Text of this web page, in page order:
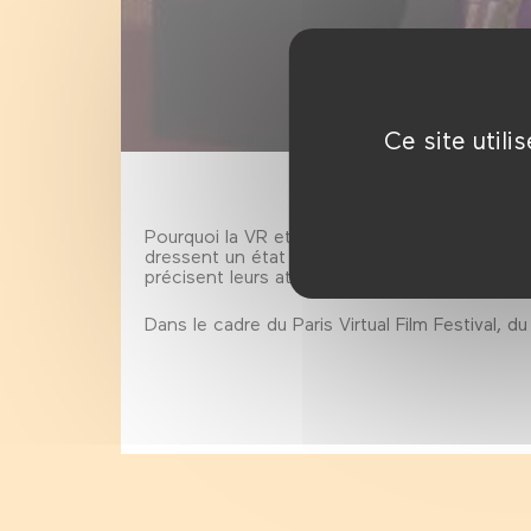
Ce site
Pourquoi la VR et pour quels objectifs?
dressent un état des lieux de la réalité
précisent leurs attentes pour les années à
Dans le cadre du Paris Virtual Film Festival,